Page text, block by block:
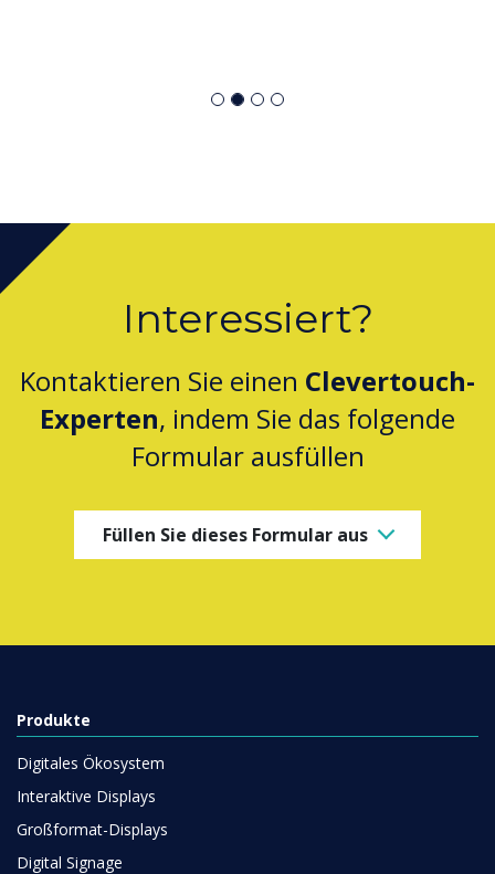
Interessiert?
Kontaktieren Sie einen Clevertouch-
Experten, indem Sie das folgende
Formular ausfüllen
Füllen Sie dieses Formular aus
Produkte
Digitales Ökosystem
Interaktive Displays
Großformat-Displays
Digital Signage